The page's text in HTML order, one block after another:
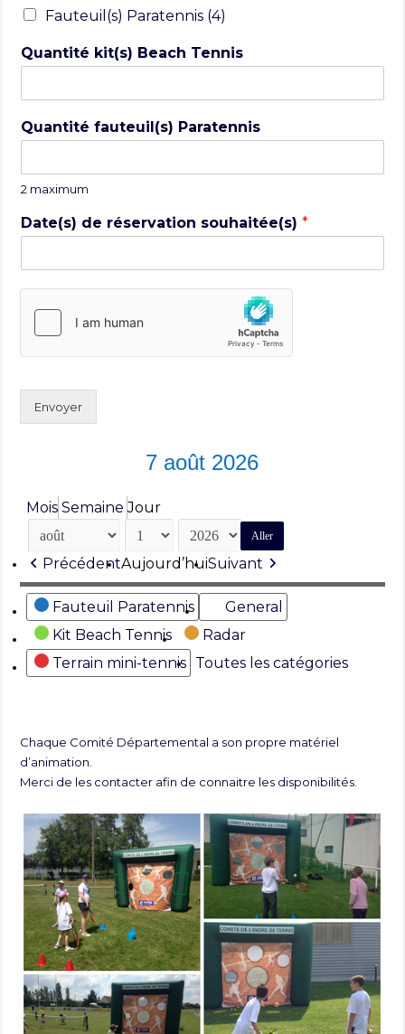
Fauteuil(s) Paratennis (4)
Quantité kit(s) Beach Tennis
Quantité fauteuil(s) Paratennis
2 maximum
Date(s) de réservation souhaitée(s)*
Envoyer
7 août 2026
Mois Semaine Jour
Mois
Jour
Année
PrécédentAujourd’huiSuivant
Catégories
Fauteuil Paratennis
General
Kit Beach Tennis
Radar
Terrain mini-tennis Toutes les catégories
Chaque Comité Départemental a son propre matériel
d’animation.
Merci de les contacter afin de connaitre les disponibilités.